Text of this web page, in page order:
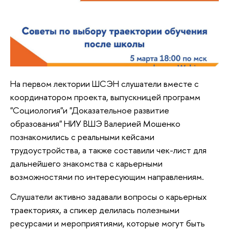
На первом лектории ШСЭН слушатели вместе с
координатором проекта, выпускницей программ
"Социология"и "Доказательное развитие
образования" НИУ ВШЭ Валерией Мошенко
познакомились с реальными кейсами
трудоустройства, а также составили чек-лист для
дальнейшего знакомства с карьерными
возможностями по интересующим направлениям.
Слушатели активно задавали вопросы о карьерных
траекториях, а спикер делилась полезными
ресурсами и мероприятиями, которые могут быть